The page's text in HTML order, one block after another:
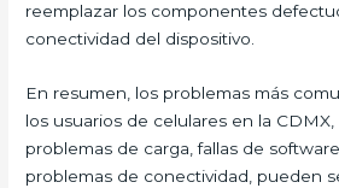
reemplazar los componentes
conectividad del dispositivo.
En resumen, los problemas más
los usuarios de celulares en la
problemas de carga, fallas de
problemas de conectividad, pueden